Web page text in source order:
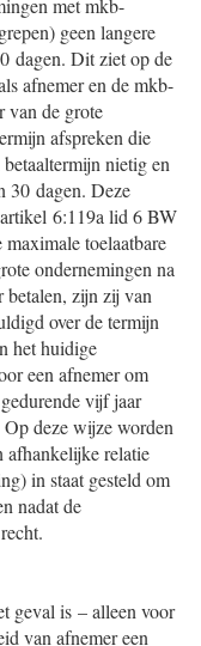
met mkb-
geen langere
dagen. Dit ziet op de
afnemer en de mkb-
van de grote
afspreken die
nietig en
30 dagen. Deze
6:119a lid 6 BW
toelaatbare
ondernemingen na
betalen, zijn zij van
over de termijn
het huidige
een afnemer om
vijf jaar
deze wijze worden
afhankelijke relatie
in staat gesteld om
nadat de
geval is – alleen voor
van afnemer een